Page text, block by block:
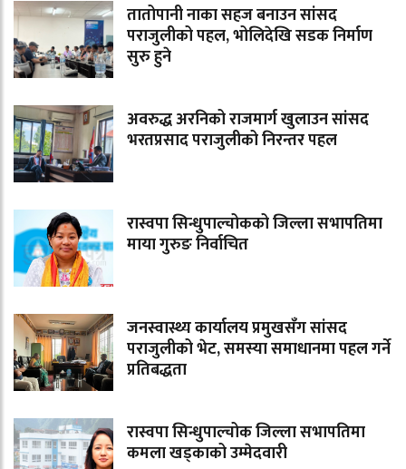
तातोपानी नाका सहज बनाउन सांसद
पराजुलीको पहल, भोलिदेखि सडक निर्माण
सुरु हुने
अवरुद्ध अरनिको राजमार्ग खुलाउन सांसद
भरतप्रसाद पराजुलीको निरन्तर पहल
रास्वपा सिन्धुपाल्चोकको जिल्ला सभापतिमा
माया गुरुङ निर्वाचित
जनस्वास्थ्य कार्यालय प्रमुखसँग सांसद
पराजुलीको भेट, समस्या समाधानमा पहल गर्ने
प्रतिबद्धता
रास्वपा सिन्धुपाल्चोक जिल्ला सभापतिमा
कमला खड्काको उम्मेदवारी